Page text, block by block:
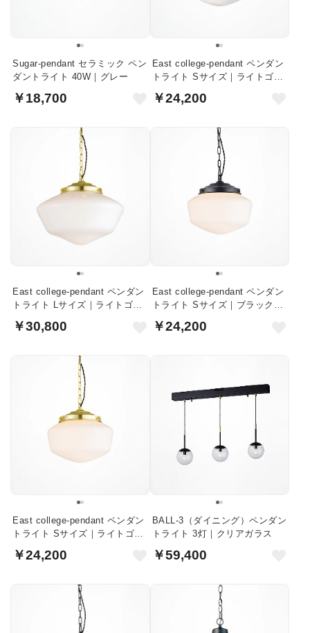
Sugar-pendant セラミック ペン
ダントライト 40W｜グレー
￥18,700
East college-pendant ペンダン
トライト Sサイズ｜ライトゴー
￥24,200
East college-pendant ペンダン
トライト Lサイズ｜ライトゴー
￥30,800
East college-pendant ペンダン
トライト Sサイズ｜ブラック・
￥24,200
East college-pendant ペンダン
トライト Sサイズ｜ライトゴー
￥24,200
BALL-3（ダイニング）ペンダン
トライト 3灯｜クリアガラス
￥59,400